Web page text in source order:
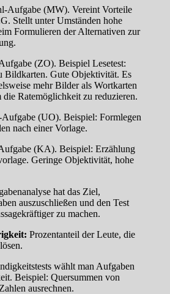
Aufgabe (MW). Vereint Vorteile
Stellt unter Umständen hohe
Formulieren der Alternativen zur
(ZO). Beispiel Lesetest:
Bildkarten. Gute Objektivität. Es
mehr Bilder als Wortkarten
die Ratemöglichkeit zu reduzieren.
(UO). Beispiel: Formlegen
nach einer Vorlage.
(KA). Beispiel: Erzählung
Geringe Objektivität, hohe
hat das Ziel,
auszuschließen und den Test
zu machen.
Prozentanteil der Leute, die
wählt man Aufgaben
Beispiel: Quersummen von
ausrechnen.